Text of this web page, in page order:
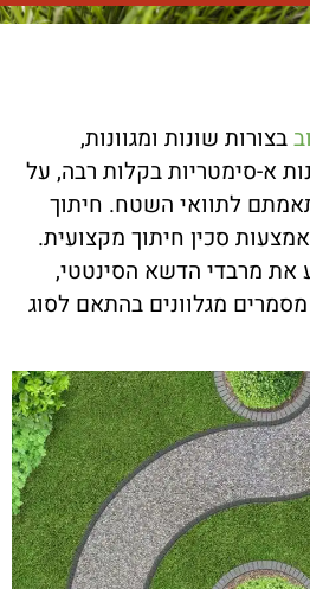
בצורות שונות ומגוונות,
א-סימטריות בקלות רבה, על
לתוואי השטח. חיתוך
סכין חיתוך מקצועית.
את מרבדי הדשא הסינטטי,
מגלוונים בהתאם לסוג